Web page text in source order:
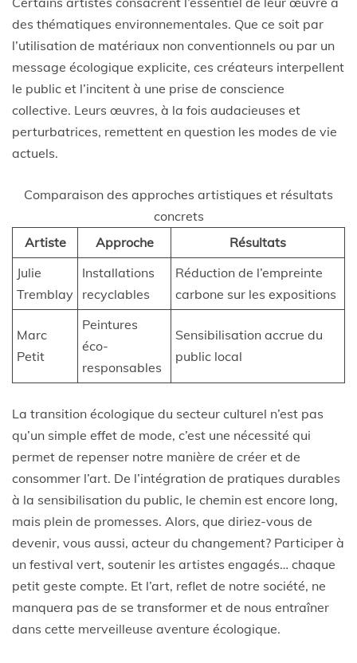
des thématiques environnementales. Que ce soit par
l’utilisation de matériaux non conventionnels ou par un
message écologique explicite, ces créateurs interpellent
le public et l’incitent à une prise de conscience
collective. Leurs œuvres, à la fois audacieuses et
perturbatrices, remettent en question les modes de vie
actuels.
Comparaison des approches artistiques et résultats
concrets
Artiste
Approche
Résultats
Julie
Tremblay
Installations
recyclables
Réduction de l’empreinte
carbone sur les expositions
Marc
Petit
Peintures
éco-
responsables
Sensibilisation accrue du
public local
La transition écologique du secteur culturel n’est pas
qu’un simple effet de mode, c’est une nécessité qui
permet de repenser notre manière de créer et de
consommer l’art. De l’intégration de pratiques durables
à la sensibilisation du public, le chemin est encore long,
mais plein de promesses. Alors, que diriez-vous de
devenir, vous aussi, acteur du changement? Participer à
un festival vert, soutenir les artistes engagés… chaque
petit geste compte. Et l’art, reflet de notre société, ne
manquera pas de se transformer et de nous entraîner
dans cette merveilleuse aventure écologique.